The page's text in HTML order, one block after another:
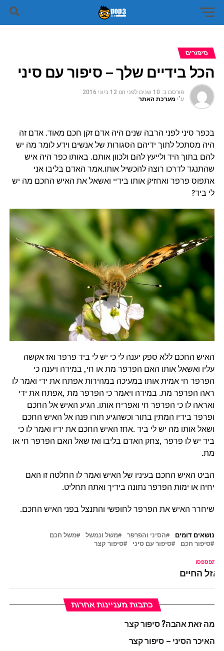
סיפורים
הכל בידיים שלך – סיפור עם סיני
פורסם ב: 10 שנים לפני on 12 ביוני 2016
ע"י מערכת האתר
בכפר סיני לפני הרבה שנים היה אדם זקן חכם מאוד. אדם זה
היה מסתכל לתוך ידיהם הסגורות של אנשים וידע לומר מה יש
להם בתוך היד ולייעץ להם ולכוון אותם. באותו כפר היה איש
שהתנגד לדרכו רוצה להכשיל אותו.אמר האדם בליבו אני
אתפוס פרפר ואחזיק אותו בידיי ואשאל את האיש החכם מה יש
לי ביד?
האיש החכם ללא ספק יענה לי כי יש לי ביד פרפר ואז אקשה
עליו ואשאל אותו האם הפרפר מת או חי, במידה ויענה כי
הפרפר חי אמית אותו במעיכה במהירות אפתח את ידי ואמר לו
ראה הפרפר מת. במידה ויאמר כי הפרפר מת ,אפתח את ידי
ואראה לו כי הפרפר חי ואפריח אותו. הגיע האיש אל החכם
ופרפר בידיו המתין בתור וכשהגיע תורו פנה אל האיש החכם
ושאל אותו מה יש לי ביד .אחז האיש החכם את ידיו ואמר לו כי
ביד יש לו פרפר ,צחק האדם בליבו ואז שאל האם הפרפר חי או
מת.
הביט האיש החכם בעיניו של האיש ואמר לו החלטה זו האם
יחיה או ימות הפרפר נתונה בידיך ואתה תחליט.
שיחרר האיש את הפרפר לחופשי והתנצל בפני האיש החכם.
נושאים דומים הסיני והפרפר משל ונמשל
משל חכם
סיפור חכם
סיפור עם סיני סיפור קצר
תפספסו
החיים
כתבות מעניינות אחרות
מה זאת אהבה? סיפור קצר
האיכר הסיני – סיפור קצר